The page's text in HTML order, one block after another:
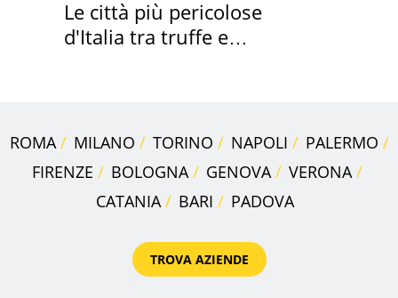
Le città più pericolose
d'Italia tra truffe e
ROMA MILANO TORINO NAPOLI
PALERMO
FIRENZE
BOLOGNA GENOVA
VERONA
CATANIA
BARI PADOVA
TROVA AZIENDE